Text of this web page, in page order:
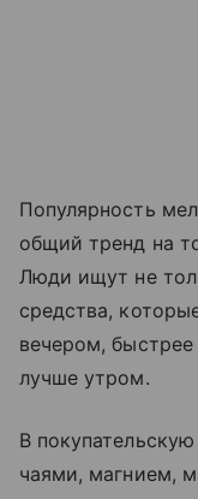
Популярность
общий тренд на
Люди ищут не
средства,
вечером, быстрее
лучше утром.
В
чаями, магнием,